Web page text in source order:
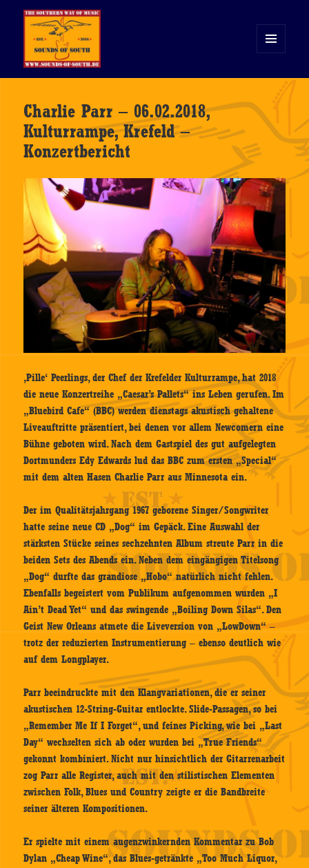
WIDGETS
Charlie Parr – 06.02.2018,
Kulturrampe, Krefeld –
Konzertbericht
‚Pille‘ Peerlings, der Chef der Krefelder Kulturrampe, hat 2018
die neue Konzertreihe „Caesar’s Pallets“ ins Leben gerufen. Im
„Bluebird Cafe“ (BBC) werden dienstags akustisch gehaltene
Liveauftritte präsentiert, bei denen vor allem Newcomern eine
Bühne geboten wird. Nach dem Gastspiel des gut aufgelegten
Dortmunders Edy Edwards lud das BBC zum ersten „Special“
mit dem alten Hasen Charlie Parr aus Minnesota ein.
Der im Qualitätsjahrgang 1967 geborene Singer/Songwriter
hatte seine neue CD „Dog“ im Gepäck. Eine Auswahl der
stärksten Stücke seines sechzehnten Album streute Parr in die
beiden Sets des Abends ein. Neben dem eingängigen Titelsong
„Dog“ durfte das grandiose „Hobo“ natürlich nicht fehlen.
Ebenfalls begeistert vom Publikum aufgenommen wurden „I
Ain’t Dead Yet“ und das swingende „Boiling Down Silas“. Den
Geist New Orleans atmete die Liveversion von „LowDown“ –
trotz der reduzierten Instrumentierung – ebenso deutlich wie
auf dem Longplayer.
Parr beeindruckte mit den Klangvariationen, die er seiner
akustischen 12-String-Guitar entlockte. Slide-Passagen, so bei
„Remember Me If I Forget“, und feines Picking, wie bei „Last
Day“ wechselten sich ab oder wurden bei „True Friends“
gekonnt kombiniert. Nicht nur hinsichtlich der Gitarrenarbeit
zog Parr alle Register, auch mit den stilistischen Elementen
zwischen Folk, Blues und Country zeigte er die Bandbreite
seiner älteren Kompositionen.
Er spielte mit einem augenzwinkernden Kommentar zu Bob
Dylan „Cheap Wine“, das Blues-getränkte „Too Much Liquor,